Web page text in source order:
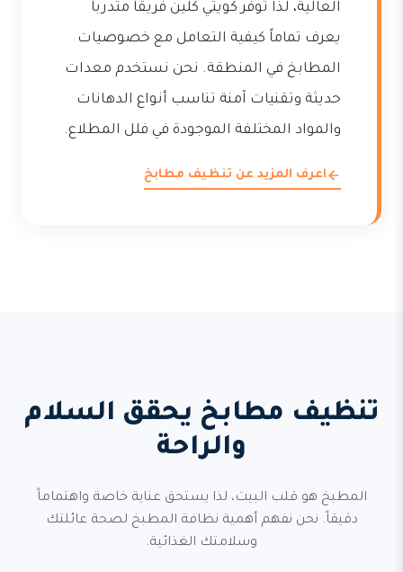
العالية، لذا توفر كويتي كلين فريقاً متدرباً
يعرف تماماً كيفية التعامل مع خصوصيات
المطابخ في المنطقة. نحن نستخدم معدات
حديثة وتقنيات آمنة تناسب أنواع الدهانات
والمواد المختلفة الموجودة في فلل المطلاع.
اعرف المزيد عن تنظيف مطابخ
تنظيف مطابخ يحقق السلام
والراحة
المطبخ هو قلب البيت، لذا يستحق عناية خاصة واهتماماً
دقيقاً. نحن نفهم أهمية نظافة المطبخ لصحة عائلتك
وسلامتك الغذائية.